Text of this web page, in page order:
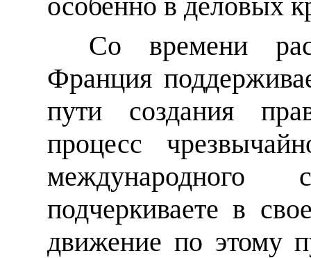
Со времени
Франция
пути создания
процесс
подчеркиваете в
движение по этому